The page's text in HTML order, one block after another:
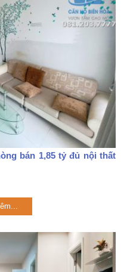
bán 1,85 tỷ đủ nội thất